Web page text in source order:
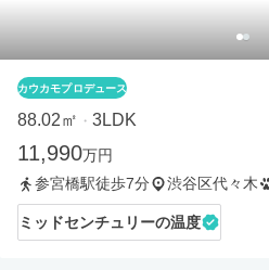
カウカモプロデュース
88.02㎡ ・ 3LDK
11,990万円
参宮橋駅徒歩7分
渋谷区代々木
ミッドセンチュリーの温度